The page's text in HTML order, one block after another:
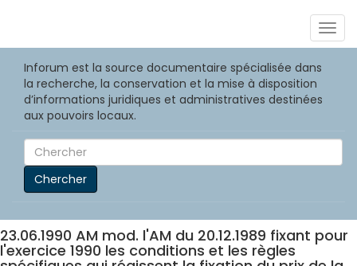
Inforum est la source documentaire spécialisée dans
la recherche, la conservation et la mise à disposition
d’informations juridiques et administratives destinées
aux pouvoirs locaux.
Chercher
23.06.1990 AM mod. l'AM du 20.12.1989 fixant pour
l'exercice 1990 les conditions et les règles